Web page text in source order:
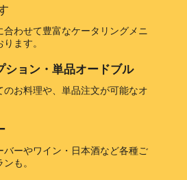
わせて豊富なケータリングメニ
ます。
ョン・単品オードブル
のお料理や、単品注文が可能なオ
バーやワイン・日本酒など各種ご
も。